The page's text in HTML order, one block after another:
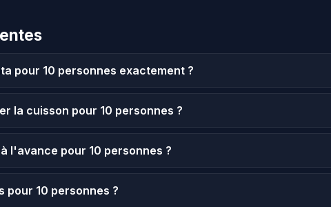
pour 10 personnes exactement ?
la cuisson pour 10 personnes ?
l'avance pour 10 personnes ?
pour 10 personnes ?